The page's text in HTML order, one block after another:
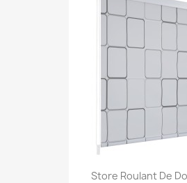
Store Roulant De